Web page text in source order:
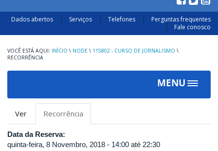
Dados abertos Serviços Telefones
Perguntas frequentes
Fale conosco
INÍCIO \ NODE \ 115802 - CURSO DE JORNALISMO \
RECORRÊNCIA
MENU
Toggle
Abas
primárias
Ver Recorrência
ativa)
Data da Reserva:
quinta-feira, 8 Novembro, 2018 - 14:00 até 22:30